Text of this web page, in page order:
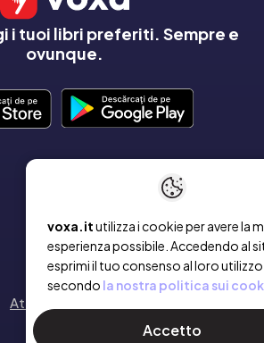
voxa.itutilizza i cookie per avere la
esperienza possibile. Accedendo al
esprimi il tuo consenso al loro utilizzo
secondo la nostra politica sui
Accetto
i tuoi libri preferiti. Sempre e
ovunque.
Contatto
Attiva un voucher